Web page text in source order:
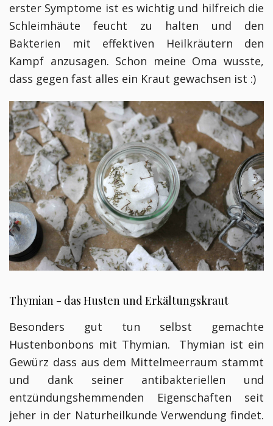
erster Symptome ist es wichtig und hilfreich die
Schleimhäute feucht zu halten und den
Bakterien mit effektiven Heilkräutern den
Kampf anzusagen. Schon meine Oma wusste,
dass gegen fast alles ein Kraut gewachsen ist :)
Thymian - das Husten und Erkältungskraut
Besonders gut tun selbst gemachte
Hustenbonbons mit Thymian. Thymian ist ein
Gewürz dass aus dem Mittelmeerraum stammt
und dank seiner antibakteriellen und
entzündungshemmenden Eigenschaften seit
jeher in der Naturheilkunde Verwendung findet.